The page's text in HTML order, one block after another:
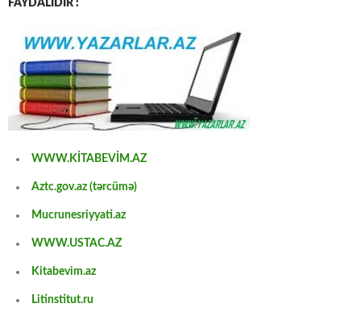
FAYDALIDIR :
WWW.KİTABEVİM.AZ
Aztc.gov.az (tərcümə)
Mucrunesriyyati.az
WWW.USTAC.AZ
Kitabevim.az
Litinstitut.ru